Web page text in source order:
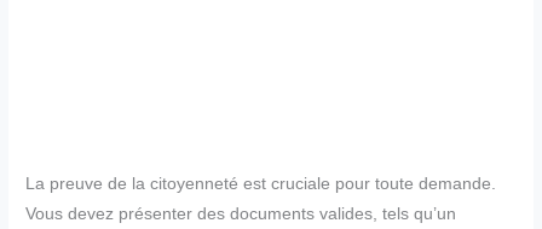
La preuve de la citoyenneté est cruciale pour toute demande.
Vous devez présenter des documents valides, tels qu’un